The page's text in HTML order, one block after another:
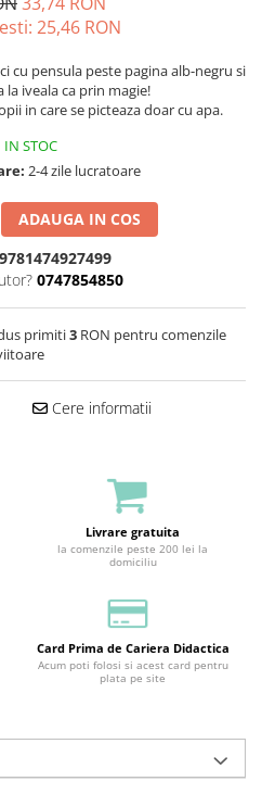
25,46 RON
cu pensula peste pagina alb-negru si
iveala ca prin magie!
in care se picteaza doar cu apa.
IN STOC
2-4 zile lucratoare
ADAUGA IN COS
9781474927499
0747854850
primiti3RON pentru comenzile
Cere informatii
Livrare gratuita
la comenzile peste 200 lei la
domiciliu
Card Prima de Cariera Didactica
Acum poti folosi si acest card pentru
plata pe site